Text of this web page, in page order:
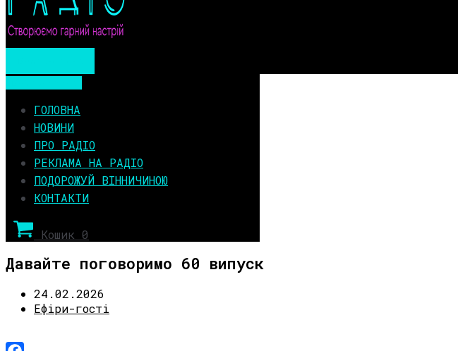
ГОЛОВНА
НОВИНИ
ПРО РАДІО
РЕКЛАМА НА РАДІО
ПОДОРОЖУЙ ВІННИЧИНОЮ
КОНТАКТИ
Кошик 0
Давайте поговоримо 60 випуск
24.02.2026
Ефіри-гості